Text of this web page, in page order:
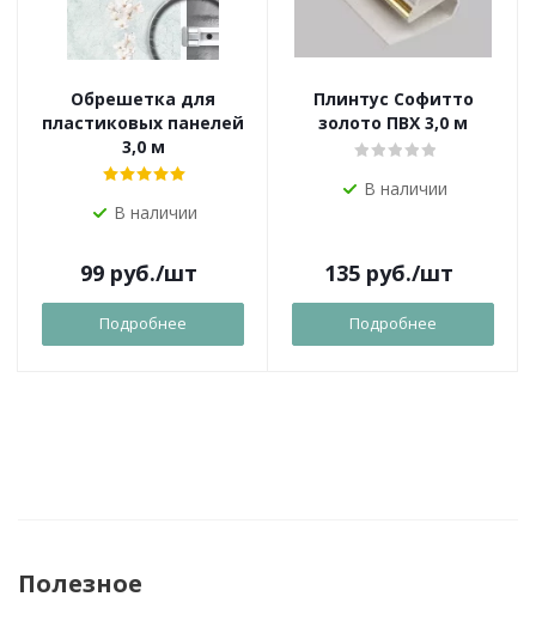
Обрешетка для
пластиковых панелей
3,0 м
В наличии
99 руб./шт
Подробнее
Плинтус Софитто
золото ПВХ 3,0 м
В наличии
135 руб./шт
Подробнее
Полезное